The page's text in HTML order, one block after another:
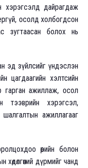
хэрэгсэлд дайрагдаж
осолд холбогдсон
зугтаасан болох нь
эд зүйлсийг үндэслэн
цагдаагийн хэлтсийн
гарган ажиллаж, осол
тээврийн хэрэгсэл,
ажиллагааг
өөрийн болон
дүрмийг чанд